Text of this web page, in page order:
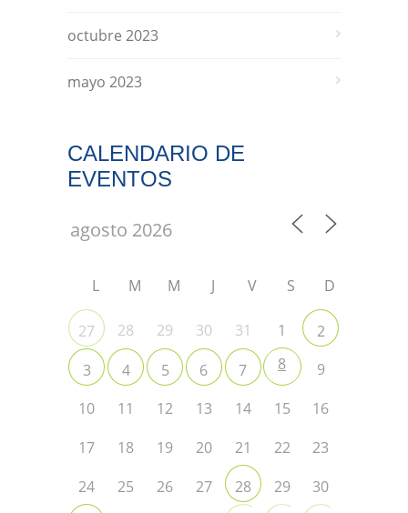
octubre 2023
mayo 2023
CALENDARIO DE
EVENTOS
L M M J V S D
27 28 29 30 31 1
2
3
4 5 6 7 8
9
10
11 12 13 14 15
16
17
18 19 20 21 22
23
24
25 26 27 28 29
30